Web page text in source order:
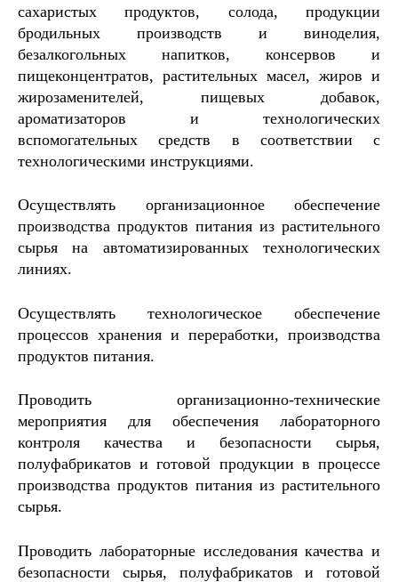
сахаристых продуктов, солода, продукции
бродильных производств и виноделия,
безалкогольных напитков, консервов и
пищеконцентратов, растительных масел, жиров и
жирозаменителей, пищевых добавок,
ароматизаторов и технологических
вспомогательных средств в соответствии с
технологическими инструкциями.
Осуществлять организационное обеспечение
производства продуктов питания из растительного
сырья на автоматизированных технологических
линиях.
Осуществлять технологическое обеспечение
процессов хранения и переработки, производства
продуктов питания.
Проводить организационно-технические
мероприятия для обеспечения лабораторного
контроля качества и безопасности сырья,
полуфабрикатов и готовой продукции в процессе
производства продуктов питания из растительного
сырья.
Проводить лабораторные исследования качества и
безопасности сырья, полуфабрикатов и готовой